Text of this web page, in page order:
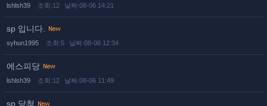
lshlsh39 조회:12 날짜:08-06 14:21
sp 입니다.
syhun1995 조회:5 날짜:08-06 12:34
에스피당
lshlsh39 조회:12 날짜:08-06 11:49
sp 당첨